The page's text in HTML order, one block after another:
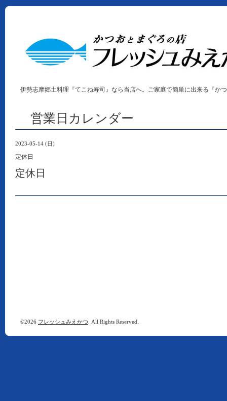
伊勢志摩郷土料理『てこね寿司』なら当店へ。ご家庭で簡単に出来る『か
営業日カレンダー
2023-05-14 (日)
定休日
定休日
©2026 フレッシュみえかつ . All Rights Reserved.